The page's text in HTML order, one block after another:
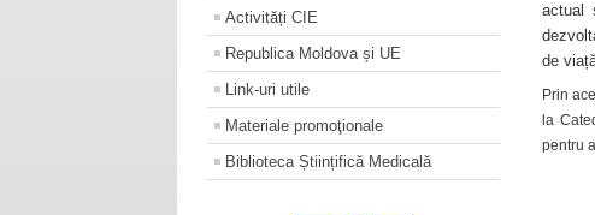
Activități CIE
Republica Moldova și UE
Link-uri utile
Materiale promoţionale
Biblioteca Științifică Medicală
actual
de
Prin
la
pentru